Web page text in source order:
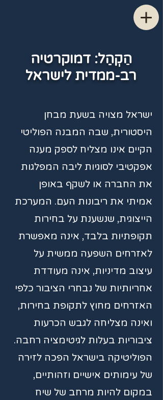
הַקְהֵל: דמוקרטיה
רב-ממדית לישראל
ישראל מצויה בשעת מבחן
היסטורית, שבה המבנה הפוליטי
הקיים אינו מצליח לספק מענה
אפקטיבי לסוגיות ליבה המפלגות
את החברה או לשקף באופן
אמיתי את ריבונות העם. המערכת
הייצוגית, שנשענת על בחירות
תקופתיות בלבד, אינה מאפשרת
לאזרחים השפעה ממשית על
עיצוב מדיניות, אינה מעודדת
אחריותיות של נבחרי הציבור כלפי
האזרחים מחוץ לתקופת בחירות,
ואינה מצליחה לגבש הכרעות
ציבוריות בעלות לגיטימציה רחבה.
הפוליטיקה בישראל הפכה לזירה
של עימותים אישיים וזהותיים,
במקום להיות מרחב של שיח